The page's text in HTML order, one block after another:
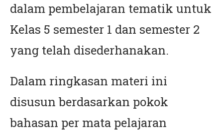
dalam pembelajaran tematik untuk
Kelas 5 semester 1 dan semester 2
yang telah disederhanakan.
Dalam ringkasan materi ini
disusun berdasarkan pokok
bahasan per mata pelajaran